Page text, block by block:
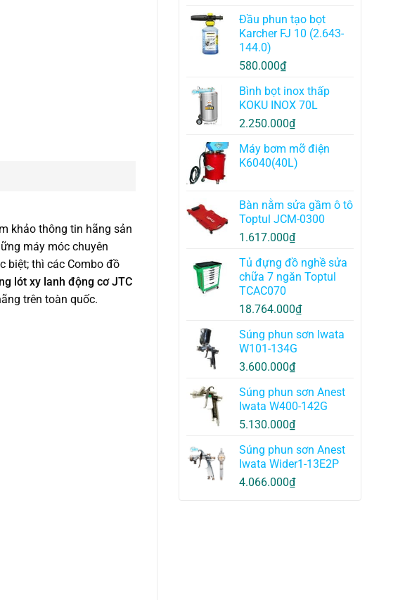
Đầu phun tạo bọt
Karcher FJ 10 (2.643-
144.0)
580.000₫
Bình bọt inox thấp
KOKU INOX 70L
2.250.000₫
Máy bơm mỡ điện
K6040(40L)
Bàn nằm sửa gầm ô tô
Toptul JCM-0300
1.617.000₫
Tủ đựng đồ nghề sửa
chữa 7 ngăn Toptul
TCAC070
18.764.000₫
Súng phun sơn Iwata
W101-134G
3.600.000₫
Súng phun sơn Anest
Iwata W400-142G
5.130.000₫
Súng phun sơn Anest
Iwata Wider1-13E2P
4.066.000₫
khảo thông tin hãng sản
máy móc chuyên
biệt; thì các Combo đồ
lót xy lanh động cơ JTC
trên toàn quốc.